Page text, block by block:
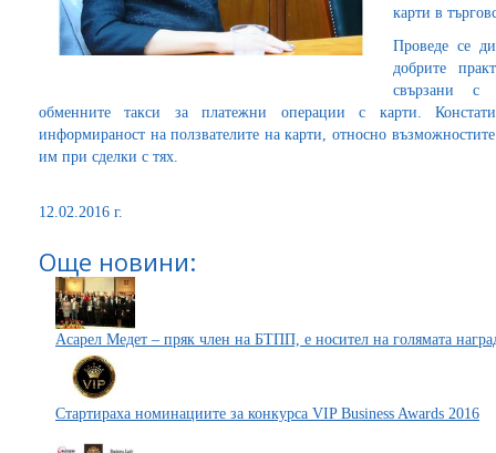
карти в
Проведе се
добрите
свързани с
обменните такси за платежни операции с карти.
информираност на ползвателите на карти, относно
им при сделки с тях.
12.02.2016 г.
Още новини:
Асарел Медет – пряк член на БТПП, е носител на голямата
Стартираха номинациите за конкурса VIP Business Awards 2016